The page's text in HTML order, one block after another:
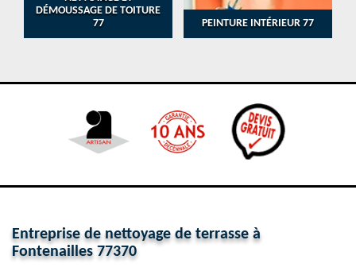
DÉMOUSSAGE DE TOITURE
77
PEINTURE INTÉRIEUR 77
Entreprise de nettoyage de terrasse à
Fontenailles 77370